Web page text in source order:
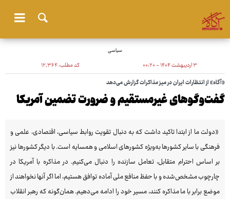
سیاسی
۳ اردیبهشت ۱۴۰۴ - ۰۰:۲۰ کد مطلب:۱۲٬۳۶۴
«آگاه» از انتظارات ایران در میز مذاکرات گزارش می‌دهد
گفت‌وگوهای غیرمستقیم و ضرورت تضمین آمریکا
«دولت ما از ابتدا تاکید داشت که به دنبال تقویت روابط سیاسی، اقتصادی، علمی و
فرهنگی با سایر کشورها به‌ویژه کشورهای اسلامی و همسایه است. با دیگر کشورها نیز
بر اساس احترام متقابل، تعامل سازنده را دنبال می‌کنیم. در مذاکره با آمریکا در
چارچوب مشخص‌شده و با حفظ منافع ملی آماده توافق هستیم، اما اگر آنها نخواهند از
موضع برابر با ما مذاکره کنند، مسیر خود را ادامه می‌دهیم. همان‌گونه که رهبر انقلاب